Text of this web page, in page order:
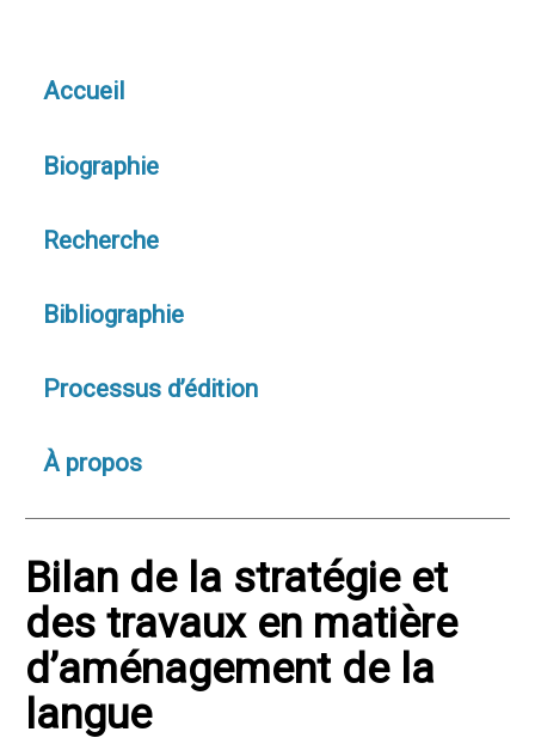
Accueil
Biographie
Recherche
Bibliographie
Processus d’édition
À propos
Bilan de la stratégie et
des travaux en matière
d’aménagement de la
langue